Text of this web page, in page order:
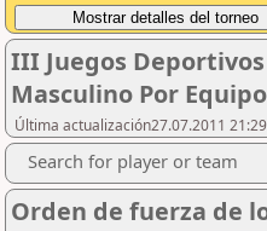
III Juegos
Masculino Por
Última actualización27.07.2011
Search for player or team
Orden de fuerza de